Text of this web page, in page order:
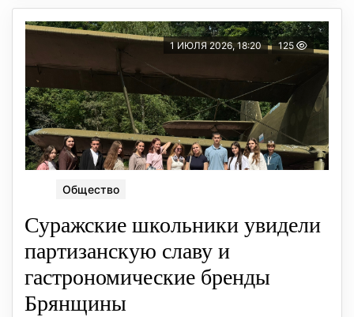
1 ИЮЛЯ 2026, 18:20 125
Общество
Суражские школьники увидели
партизанскую славу и
гастрономические бренды
Брянщины